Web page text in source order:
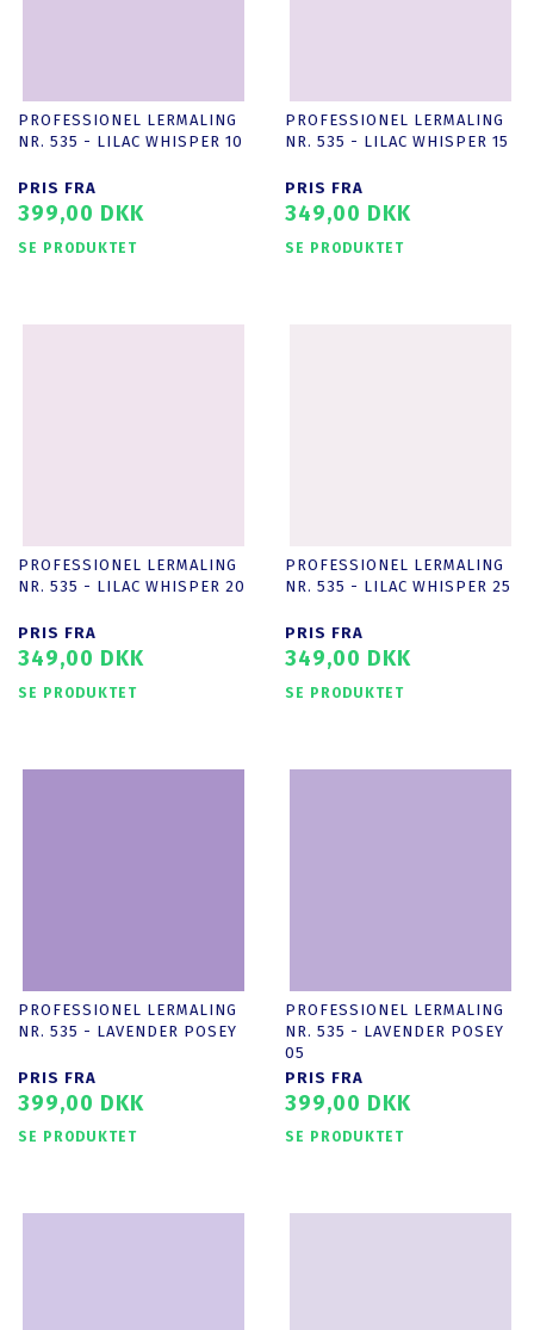
PROFESSIONEL LERMALING
NR. 535 - LILAC WHISPER 10
PRIS FRA
399,00 DKK
SE PRODUKTET
PROFESSIONEL LERMALING
NR. 535 - LILAC WHISPER 15
PRIS FRA
349,00 DKK
SE PRODUKTET
PROFESSIONEL LERMALING
NR. 535 - LILAC WHISPER 20
PRIS FRA
349,00 DKK
SE PRODUKTET
PROFESSIONEL LERMALING
NR. 535 - LILAC WHISPER 25
PRIS FRA
349,00 DKK
SE PRODUKTET
PROFESSIONEL LERMALING
NR. 535 - LAVENDER POSEY
PRIS FRA
399,00 DKK
SE PRODUKTET
PROFESSIONEL LERMALING
NR. 535 - LAVENDER POSEY
05
PRIS FRA
399,00 DKK
SE PRODUKTET